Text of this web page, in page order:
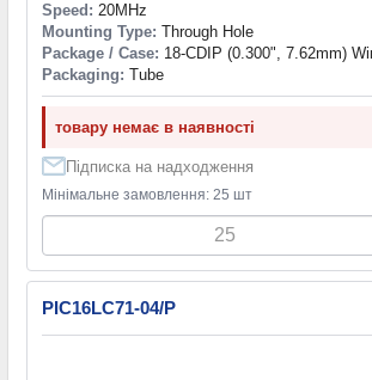
Speed: 20MHz
Mounting Type: Through Hole
Package / Case: 18-CDIP (0.300", 7.62mm)
Packaging: Tube
товару немає в наявності
Підписка на надходження
Мінімальне замовлення: 25 шт
PIC16LC71-04/P